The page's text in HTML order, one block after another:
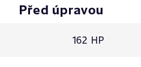
Před úpravou
162 HP